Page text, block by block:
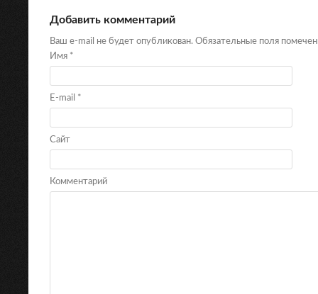
Добавить комментарий
Ваш e-mail не будет опубликован. Обязательные поля
Имя *
E-mail *
Сайт
Комментарий